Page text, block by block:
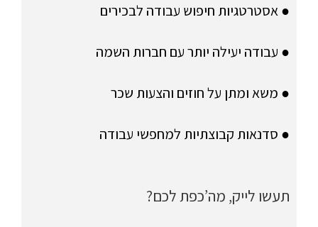
● אסטרטגיות חיפוש עבודה לבכירים
● עבודה יעילה יותר עם חברות השמה
● משא ומתן על חוזים והצעות שכר
● סדנאות קבוצתיות למחפשי עבודה
תעשו לייק, מה’כפת לכם?